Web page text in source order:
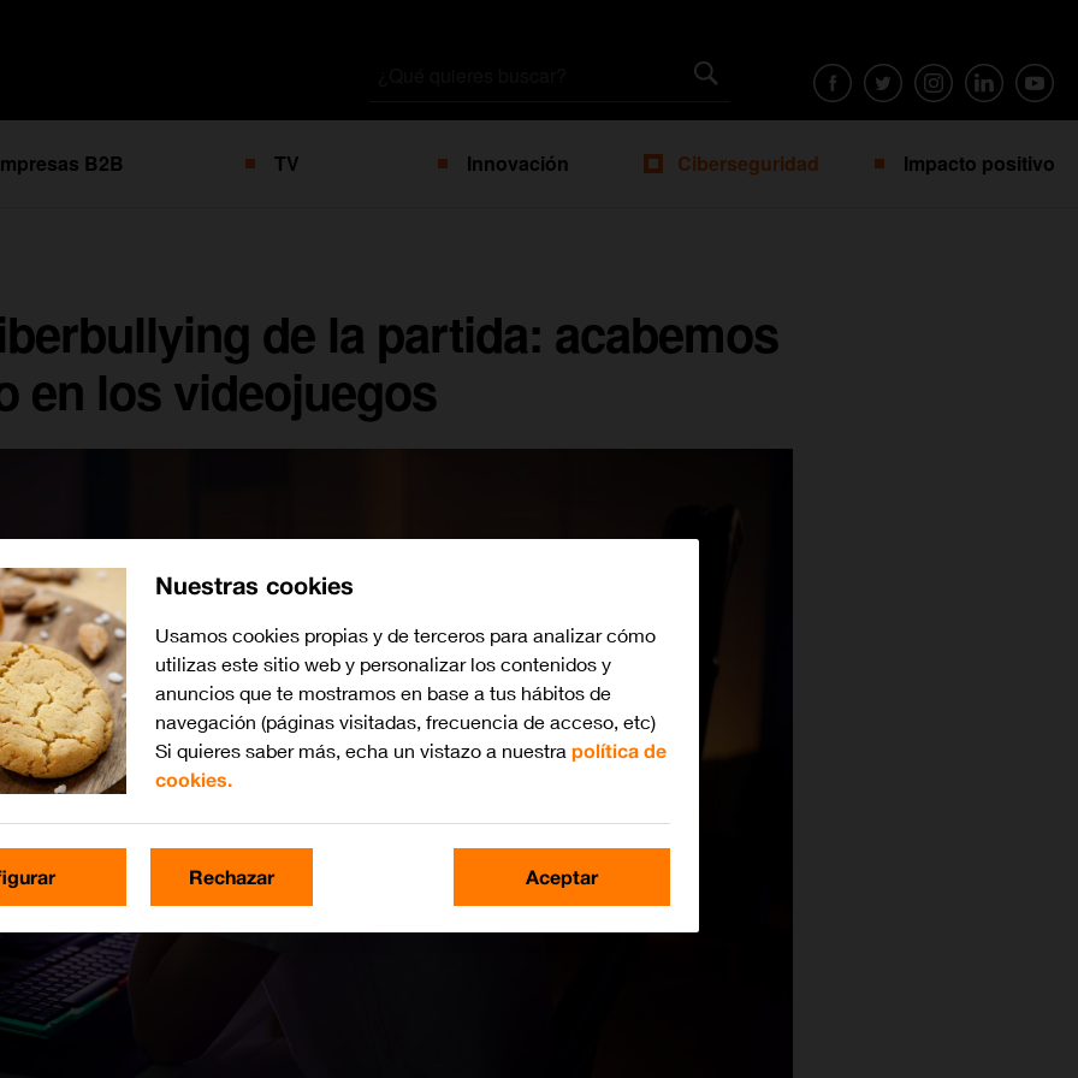
B2B TV Innovación Ciberseguridad Impacto positivo
de la partida: acabemos
en los videojuegos
Nuestras cookies
Usamos cookies propias y de terceros para analizar cómo
utilizas este sitio web y personalizar los contenidos y
anuncios que te mostramos en base a tus hábitos de
navegación (páginas visitadas, frecuencia de acceso, etc)
Si quieres saber más, echa un vistazo a nuestra política de
cookies.
Rechazar Aceptar